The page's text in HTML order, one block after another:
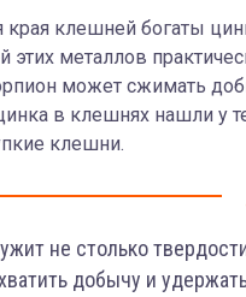
края клешней богаты
этих металлов
может сжимать
в клешнях нашли у
клешни.
не столько
добычу и